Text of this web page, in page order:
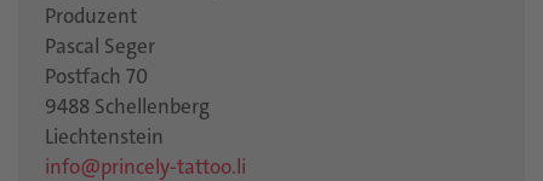
Produzent
Pascal Seger
Postfach 70
9488 Schellenberg
Liechtenstein
info@princely-tattoo.li